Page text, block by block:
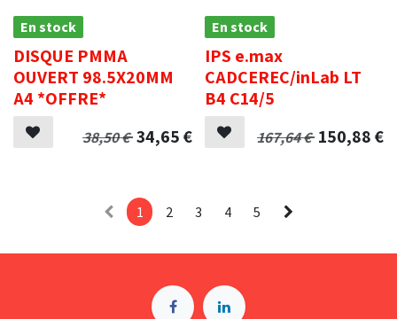
En stock
DISQUE PMMA
OUVERT 98.5X20MM
A4 *OFFRE*
38,50€ 34,65€
En stock
IPS e.max
CADCEREC/inLab LT
B4 C14/5
167,64€ 150,88€
1 2 3 4 5